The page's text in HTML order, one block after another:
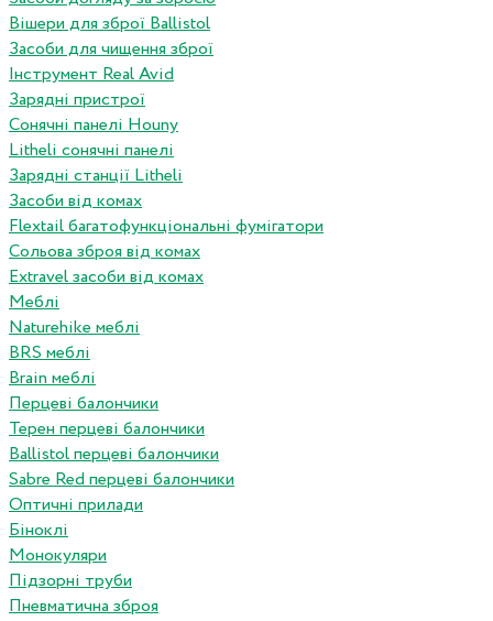
Вішери для зброї Ballistol
Засоби для чищення зброї
Інструмент Real Avid
Зарядні пристрої
Сонячні панелі Houny
Litheli сонячні панелі
Зарядні станції Litheli
Засоби від комах
Flextail багатофункціональні фумігатори
Сольова зброя від комах
Extravel засоби від комах
Меблі
Naturehike меблі
BRS меблі
Brain меблі
Перцеві балончики
Терен перцеві балончики
Ballistol перцеві балончики
Sabre Red перцеві балончики
Оптичні прилади
Біноклі
Монокуляри
Підзорні труби
Пневматична зброя